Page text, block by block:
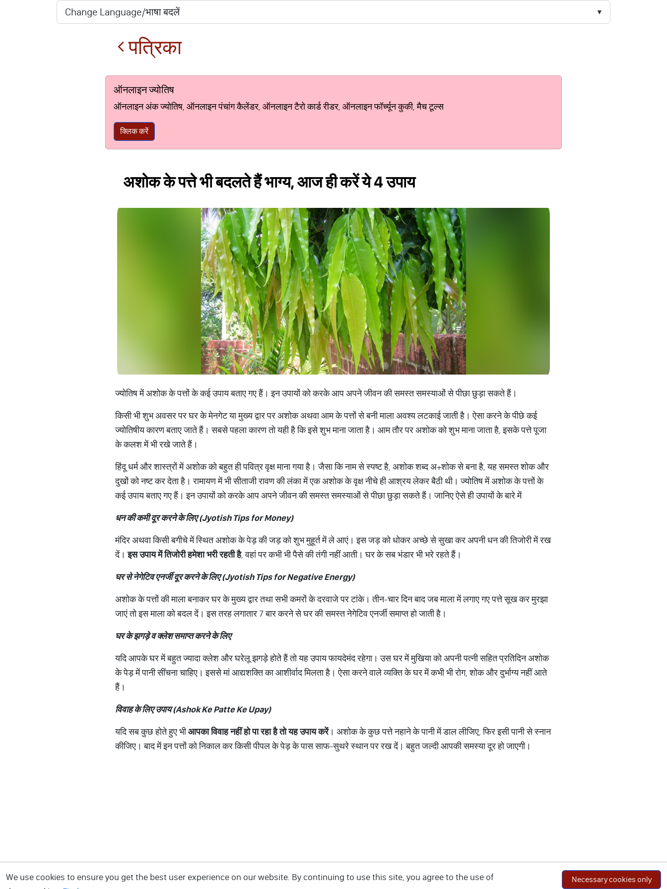
पत्रिका
ऑनलाइन ज्योतिष
ऑनलाइन अंक ज्योतिष, ऑनलाइन पंचांग कैलेंडर, ऑनलाइन टैरो कार्ड रीडर, ऑनलाइन फॉर्च्यून कुकी, मैच टूल्स
क्लिक करें
अशोक के पत्ते भी बदलते हैं भाग्य, आज ही करें ये 4 उपाय
ज्योतिष में अशोक के पत्तों के कई उपाय बताए गए हैं। इन उपायों को करके आप अपने जीवन की समस्त समस्याओं से पीछा छुड़ा सकते हैं।
किसी भी शुभ अवसर पर घर के मेनगेट या मुख्य द्वार पर अशोक अथवा आम के पत्तों से बनी माला अवश्य लटकाई जाती है। ऐसा करने के पीछे कई
ज्योतिषीय कारण बताए जाते हैं। सबसे पहला कारण तो यही है कि इसे शुभ माना जाता है। आम तौर पर अशोक को शुभ माना जाता है, इसके पत्ते पूजा
के कलश में भी रखे जाते हैं।
हिंदू धर्म और शास्त्रों में अशोक को बहुत ही पवित्र वृक्ष माना गया है। जैसा कि नाम से स्पष्ट है, अशोक शब्द अ+शोक से बना है, यह समस्त शोक और
दुखों को नष्ट कर देता है। रामायण में भी सीताजी रावण की लंका में एक अशोक के वृक्ष नीचे ही आश्रय लेकर बैठी थी। ज्योतिष में अशोक के पत्तों के
कई उपाय बताए गए हैं। इन उपायों को करके आप अपने जीवन की समस्त समस्याओं से पीछा छुड़ा सकते हैं। जानिए ऐसे ही उपायों के बारे में
धन की कमी दूर करने के लिए (Jyotish Tips for Money)
मंदिर अथवा किसी बगीचे में स्थित अशोक के पेड़ की जड़ को शुभ मुहूर्त में ले आएं। इस जड़ को धोकर अच्छे से सुखा कर अपनी धन की तिजोरी में रख
दें।इस उपाय में तिजोरी हमेशा भरी रहती है, वहां पर कभी भी पैसे की तंगी नहीं आती। घर के सब भंडार भी भरे रहते हैं।
घर से नेगेटिव एनर्जी दूर करने के लिए (Jyotish Tips for Negative Energy)
अशोक के पत्तों की माला बनाकर घर के मुख्य द्वार तथा सभी कमरों के दरवाजे पर टांके। तीन-चार दिन बाद जब माला में लगाए गए पत्ते सूख कर मुरझा
जाएं तो इस माला को बदल दें। इस तरह लगातार 7 बार करने से घर की समस्त नेगेटिव एनर्जी समाप्त हो जाती है।
घर के झगड़े व क्लेश समाप्त करने के लिए
यदि आपके घर में बहुत ज्यादा क्लेश और घरेलू झगड़े होते हैं तो यह उपाय फायदेमंद रहेगा। उस घर में मुखिया को अपनी पत्नी सहित प्रतिदिन अशोक
के पेड़ में पानी सींचना चाहिए। इससे मां आद्यशक्ति का आशीर्वाद मिलता है। ऐसा करने वाले व्यक्ति के घर में कभी भी रोग, शोक और दुर्भाग्य नहीं आते
हैं।
विवाह के लिए उपाय (Ashok Ke Patte Ke Upay)
यदि सब कुछ होते हुए भीआपका विवाह नहीं हो पा रहा है तो यह उपाय करें। अशोक के कुछ पत्ते नहाने के पानी में डाल लीजिए, फिर इसी पानी से स्नान
कीजिए। बाद में इन पत्तों को निकाल कर किसी पीपल के पेड़ के पास साफ-सुथरे स्थान पर रख दें। बहुत जल्दी आपकी समस्या दूर हो जाएगी।
We use cookies to ensure you get the best user experience on our website. By continuing to use this site, you agree to the use of
Necessary cookies only